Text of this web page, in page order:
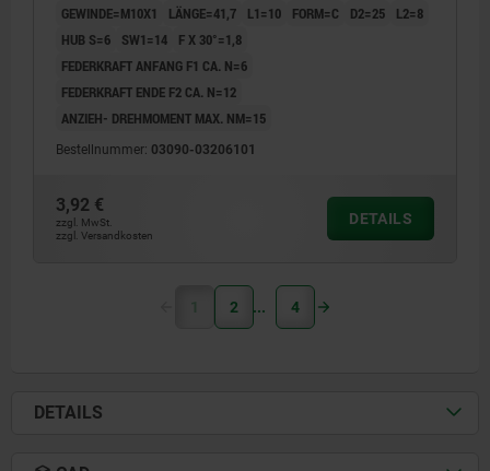
GEWINDE=M10X1
LÄNGE=41,7 L1=10 FORM=C D2=25
L2=8
HUB S=6
SW1=14
F X 30°=1,8
FEDERKRAFT ANFANG F1 CA. N=6
FEDERKRAFT ENDE F2 CA. N=12
ANZIEH- DREHMOMENT MAX. NM=15
Bestellnummer: 03090-03206101
3,92 €
zzgl. MwSt.
zzgl. Versandkosten
DETAILS
1 2 4
DETAILS